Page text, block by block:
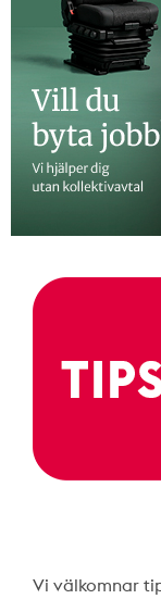
Vi välkomnar